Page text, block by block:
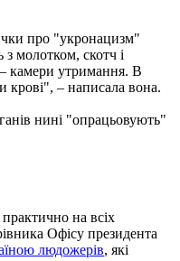
про "укронацизм"
з молотком, скотч і
камери утримання. В
крові", – написала вона.
нині "опрацьовують"
на всіх
Офісу президента
людожерів, які